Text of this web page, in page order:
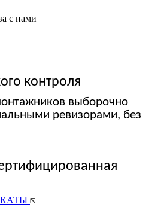
с нами
контроля
выборочно
ревизорами, без